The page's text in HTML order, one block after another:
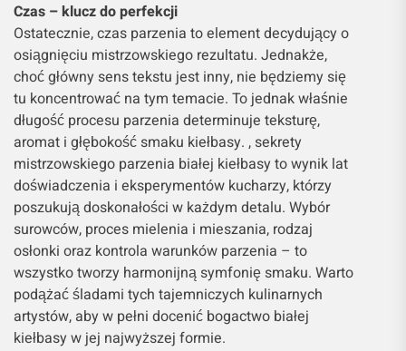
Czas – klucz do perfekcji
Ostatecznie, czas parzenia to element decydujący o
osiągnięciu mistrzowskiego rezultatu. Jednakże,
choć główny sens tekstu jest inny, nie będziemy się
tu koncentrować na tym temacie. To jednak właśnie
długość procesu parzenia determinuje teksturę,
aromat i głębokość smaku kiełbasy. , sekrety
mistrzowskiego parzenia białej kiełbasy to wynik lat
doświadczenia i eksperymentów kucharzy, którzy
poszukują doskonałości w każdym detalu. Wybór
surowców, proces mielenia i mieszania, rodzaj
osłonki oraz kontrola warunków parzenia – to
wszystko tworzy harmonijną symfonię smaku. Warto
podążać śladami tych tajemniczych kulinarnych
artystów, aby w pełni docenić bogactwo białej
kiełbasy w jej najwyższej formie.